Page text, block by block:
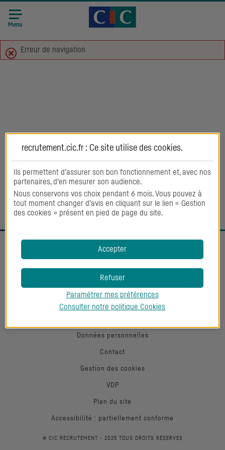
Accueil CIC Recrutement
Menu
Erreur de navigation
Retrouvez-nous sur LinkedIn
Retrouvez-nous sur Facebook
Retrouvez-nous sur Twitter
Retrouvez-nous sur
Données personnelles
Contact
Gestion des cookies
VDP
Plan du site
Accessibilité : partiellement conforme
© CIC RECRUTEMENT - 2025 TOUS DROITS RÉSERVÉS
recrutement.cic.fr : Ce site utilise des cookies.
Ils permettent d’assurer son bon fonctionnement et, avec nos
partenaires, d’en mesurer son audience.
Nous conservons vos choix pendant 6 mois. Vous pouvez à
tout moment changer d’avis en cliquant sur le lien « Gestion
des cookies » présent en pied de page du site.
Accepter
Refuser
Paramétrer mes préférences
Consulter notre politique Cookies